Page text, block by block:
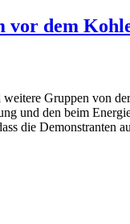
vor dem
Gruppen von
und den beim
die Demonstranten